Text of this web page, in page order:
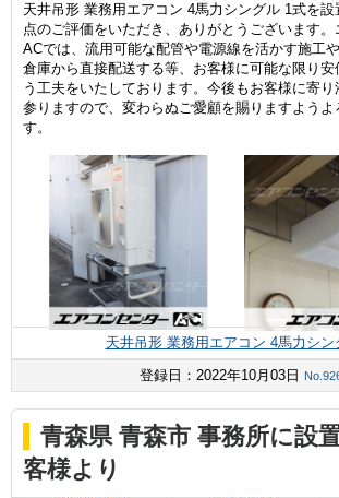
天井吊形 業務用エアコン 4馬力シングル 1式を
点のご評価をいただき、ありがとうございます
ACでは、流用可能な配管や電源線を活かす施工
倉庫から直接配送する等、お客様に可能な限り安
う工夫をいたしております。今後もお客様に寄
参りますので、変わらぬご愛顧を賜りますようよ
す。
天井吊形 業務用エアコン 4馬力シン
登録日：2022年10月03日
青森県 青森市 事務所に設
客様より